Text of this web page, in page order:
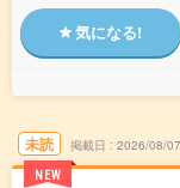
気になる!
未読
NEW
掲載日 2026/08/07